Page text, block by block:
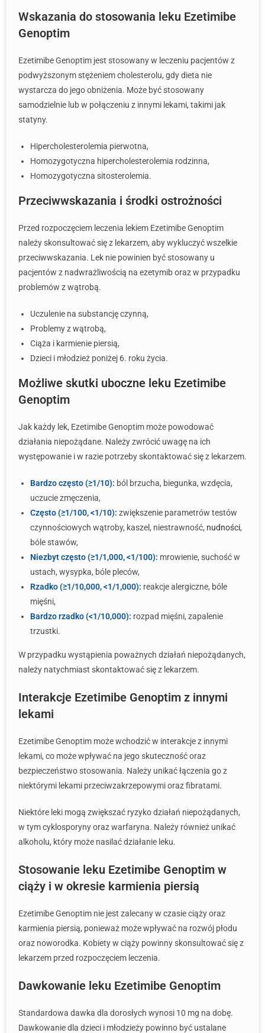
Wskazania do stosowania leku Ezetimibe
Genoptim
Ezetimibe Genoptim jest stosowany w leczeniu pacjentów z
podwyższonym stężeniem cholesterolu, gdy dieta nie
wystarcza do jego obniżenia. Może być stosowany
samodzielnie lub w połączeniu z innymi lekami, takimi jak
statyny.
Hipercholesterolemia pierwotna,
Homozygotyczna hipercholesterolemia rodzinna,
Homozygotyczna sitosterolemia.
Przeciwwskazania i środki ostrożności
Przed rozpoczęciem leczenia lekiem Ezetimibe Genoptim
należy skonsultować się z lekarzem, aby wykluczyć wszelkie
przeciwwskazania. Lek nie powinien być stosowany u
pacjentów z nadwrażliwością na ezetymib oraz w przypadku
problemów z wątrobą.
Uczulenie na substancję czynną,
Problemy z wątrobą,
Ciąża i karmienie piersią,
Dzieci i młodzież poniżej 6. roku życia.
Możliwe skutki uboczne leku Ezetimibe
Genoptim
Jak każdy lek, Ezetimibe Genoptim może powodować
działania niepożądane. Należy zwrócić uwagę na ich
występowanie i w razie potrzeby skontaktować się z lekarzem.
Bardzo często (≥1/10): ból brzucha, biegunka, wzdęcia,
uczucie zmęczenia,
Często (≥1/100, <1/10): zwiększenie parametrów testów
czynnościowych wątroby, kaszel, niestrawność, nudności,
bóle stawów,
Niezbyt często (≥1/1,000, <1/100): mrowienie, suchość w
ustach, wysypka, bóle pleców,
Rzadko (≥1/10,000, <1/1,000): reakcje alergiczne, bóle
mięśni,
Bardzo rzadko (<1/10,000): rozpad mięśni, zapalenie
trzustki.
W przypadku wystąpienia poważnych działań niepożądanych,
należy natychmiast skontaktować się z lekarzem.
Interakcje Ezetimibe Genoptim z innymi
lekami
Ezetimibe Genoptim może wchodzić w interakcje z innymi
lekami, co może wpływać na jego skuteczność oraz
bezpieczeństwo stosowania. Należy unikać łączenia go z
niektórymi lekami przeciwzakrzepowymi oraz fibratami.
Niektóre leki mogą zwiększać ryzyko działań niepożądanych,
w tym cyklosporyny oraz warfaryna. Należy również unikać
alkoholu, który może nasilać działanie leku.
Stosowanie leku Ezetimibe Genoptim w
ciąży i w okresie karmienia piersią
Ezetimibe Genoptim nie jest zalecany w czasie ciąży oraz
karmienia piersią, ponieważ może wpływać na rozwój płodu
oraz noworodka. Kobiety w ciąży powinny skonsultować się z
lekarzem przed rozpoczęciem leczenia.
Dawkowanie leku Ezetimibe Genoptim
Standardowa dawka dla dorosłych wynosi 10 mg na dobę.
Dawkowanie dla dzieci i młodzieży powinno być ustalane